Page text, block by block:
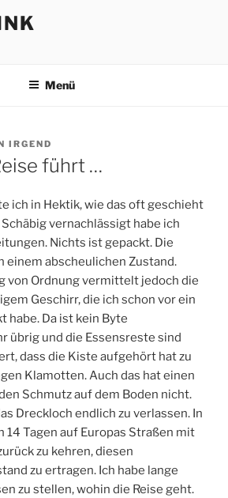
Menü
IRGEND
führt …
ich in Hektik, wie das oft geschieht
vernachlässigt habe ich
Nichts ist gepackt. Die
einem abscheulichen Zustand.
von Ordnung vermittelt jedoch die
Geschirr, die ich schon vor ein
habe. Da ist kein Byte
übrig und die Essensreste sind
dass die Kiste aufgehört hat zu
Klamotten. Auch das hat einen
Schmutz auf dem Boden nicht.
Dreckloch endlich zu verlassen. In
14 Tagen auf Europas Straßen mit
zu kehren, diesen
zu ertragen. Ich habe lange
zu stellen, wohin die Reise geht.